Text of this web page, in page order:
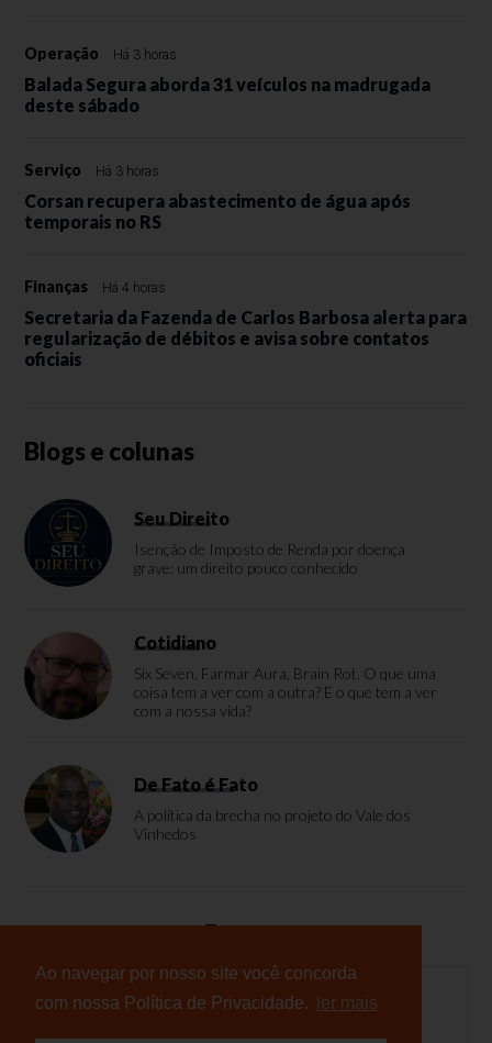
Ao navegar por nosso site você concorda
com nossa Política de Privacidade.
ler mais
Operação Há 3 horas
Balada Segura aborda 31 veículos na madrugada
deste sábado
Serviço Há 3 horas
Corsan recupera abastecimento de água após
temporais no RS
Finanças Há 4 horas
Secretaria da Fazenda de Carlos Barbosa alerta para
regularização de débitos e avisa sobre contatos
oficiais
Blogs e colunas
Seu Direito
Isenção de Imposto de Renda por doença
grave: um direito pouco conhecido
Cotidiano
Six Seven, Farmar Aura, Brain Rot. O que uma
coisa tem a ver com a outra? E o que tem a ver
com a nossa vida?
De Fato é Fato
A política da brecha no projeto do Vale dos
Vinhedos
Enquete